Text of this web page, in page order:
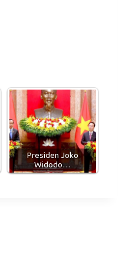
Presiden Joko
Widodo…